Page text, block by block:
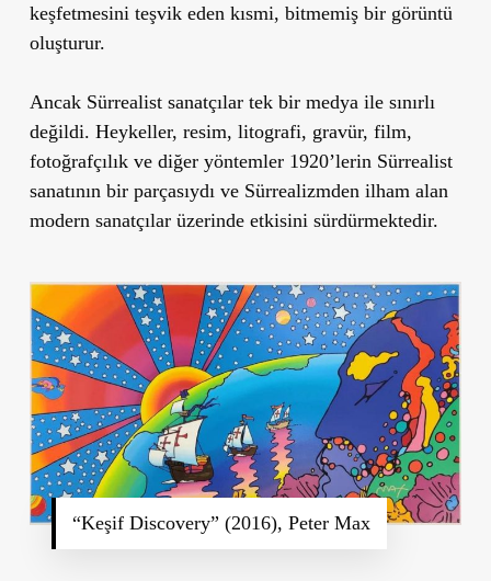
keşfetmesini teşvik eden kısmi, bitmemiş bir görüntü
oluşturur.
Ancak Sürrealist sanatçılar tek bir medya ile sınırlı
değildi. Heykeller, resim, litografi, gravür, film,
fotoğrafçılık ve diğer yöntemler 1920’lerin Sürrealist
sanatının bir parçasıydı ve Sürrealizmden ilham alan
modern sanatçılar üzerinde etkisini sürdürmektedir.
“Keşif Discovery” (2016), Peter Max